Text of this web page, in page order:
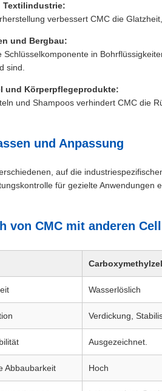
Textilindustrie:
verbessert CMC die
und Bergbau:
Schlüsselkomponente in
sind.
und Körperpflegeprodukte:
und Shampoos verhindert CMC die
und Anpassung
auf die
für gezielte Anwendungen
von CMC mit anderen
Wasserlöslich
Verdickung,
Ausgezeichnet.
Abbaubarkeit Hoch